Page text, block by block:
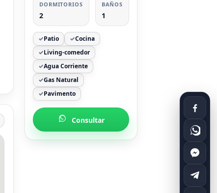
DORMITORIOS
2
BAÑOS
1
Patio
Cocina
Living-comedor
Agua Corriente
Gas Natural
Pavimento
Consultar